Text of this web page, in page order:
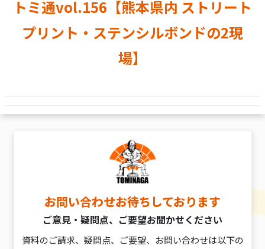
トミ通vol.156【熊本県内 ストリート
プリント・ステンシルボンドの2現
場】
お問い合わせお待ちしております
ご意見・疑問点、ご要望お聞かせください
資料のご請求、疑問点、ご要望、お問い合わせは以下の